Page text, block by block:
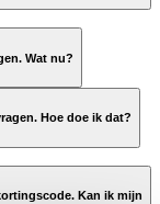
Wat nu?
Hoe doe ik dat?
Kan ik mijn